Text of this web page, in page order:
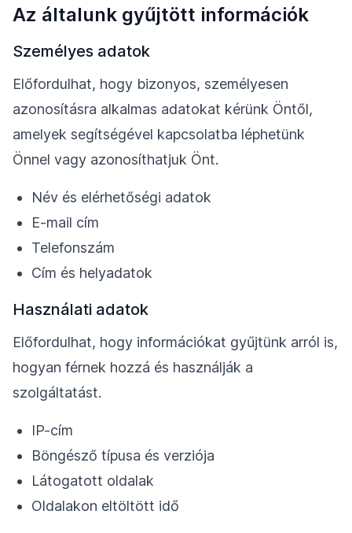
Az általunk gyűjtött információk
Személyes adatok
Előfordulhat, hogy bizonyos, személyesen
azonosításra alkalmas adatokat kérünk Öntől,
amelyek segítségével kapcsolatba léphetünk
Önnel vagy azonosíthatjuk Önt.
Név és elérhetőségi adatok
E-mail cím
Telefonszám
Cím és helyadatok
Használati adatok
Előfordulhat, hogy információkat gyűjtünk arról is,
hogyan férnek hozzá és használják a
szolgáltatást.
IP-cím
Böngésző típusa és verziója
Látogatott oldalak
Oldalakon eltöltött idő